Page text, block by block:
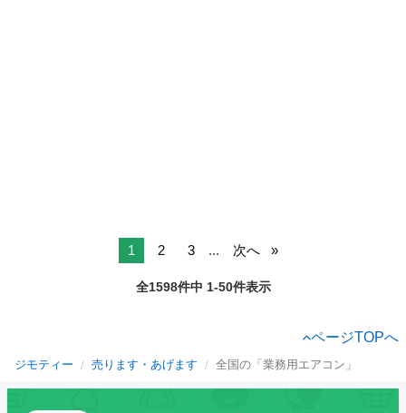
1 2 3 ... 次へ
全1598件中 1-50件表示
ページTOPへ
ジモティー 売ります・あげます 全国の「業務用エアコン」